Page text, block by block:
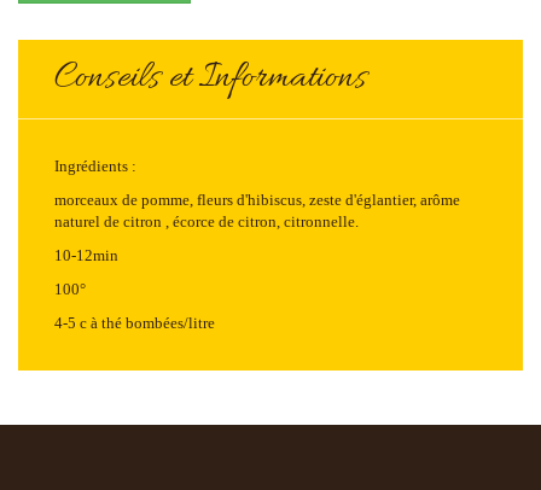
Conseils et Informations
Ingrédients :
morceaux de pomme, fleurs d'hibiscus, zeste d'églantier, arôme
naturel de citron , écorce de citron, citronnelle.
10-12min
100°
4-5 c à thé bombées/litre